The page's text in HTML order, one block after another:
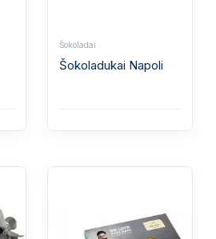
Šokoladai
Šokoladukai Napoli